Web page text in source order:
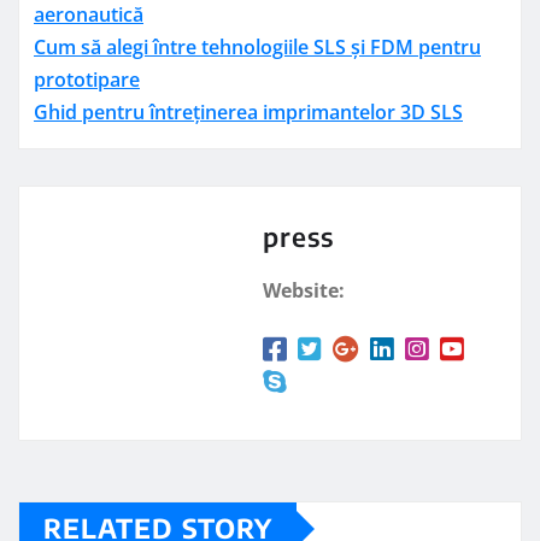
aeronautică
Cum să alegi între tehnologiile SLS și FDM pentru
prototipare
Ghid pentru întreținerea imprimantelor 3D SLS
press
Website:
RELATED STORY